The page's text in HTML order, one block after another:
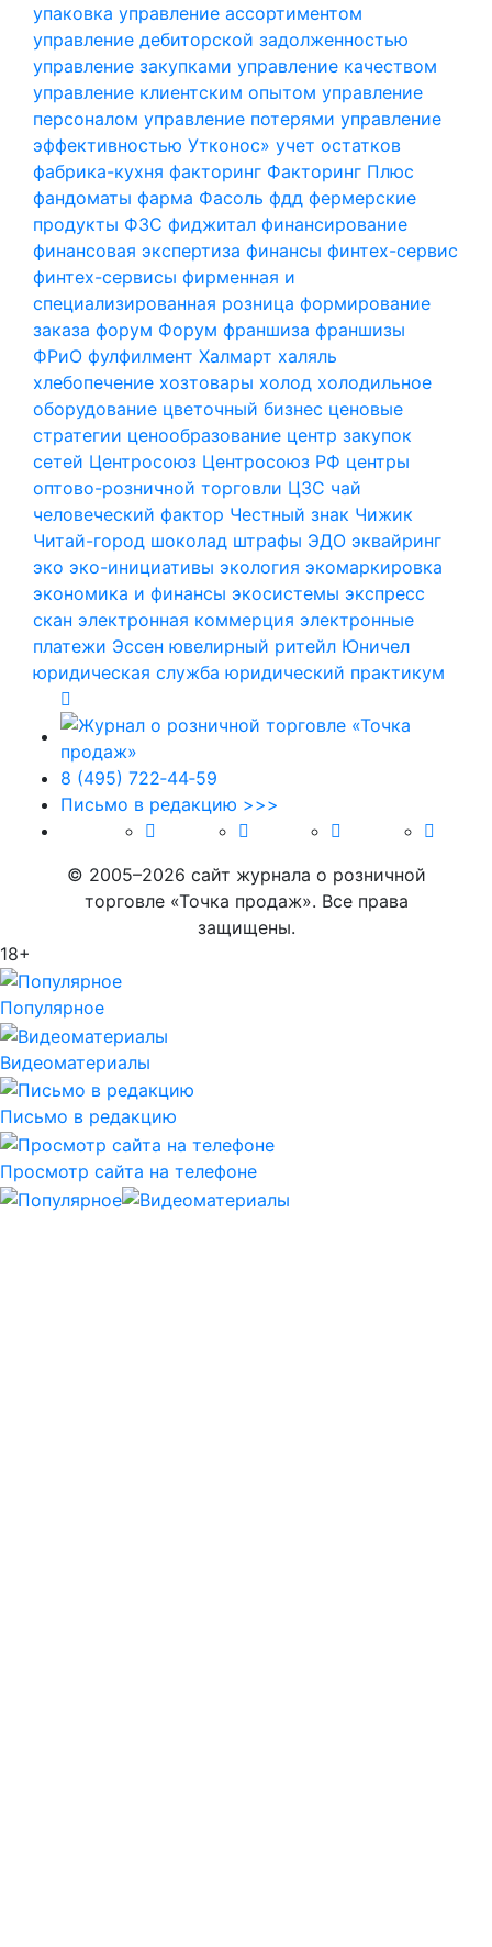
упаковка управление ассортиментом
управление дебиторской задолженностью
управление закупками управление качеством
управление клиентским опытом управление
персоналом управление потерями управление
эффективностью Утконос» учет остатков
фабрика-кухня факторинг Факторинг Плюс
фандоматы фарма Фасоль фдд фермерские
продукты ФЗС фиджитал финансирование
финансовая экспертиза финансы финтех-сервис
финтех-сервисы фирменная и
специализированная розница формирование
заказа форум Форум франшиза франшизы
ФРиО фулфилмент Халмарт халяль
хлебопечение хозтовары холод холодильное
оборудование цветочный бизнес ценовые
стратегии ценообразование центр закупок
сетей Центросоюз Центросоюз РФ центры
оптово-розничной торговли ЦЗС чай
человеческий фактор Честный знак Чижик
Читай-город шоколад штрафы ЭДО эквайринг
эко эко-инициативы экология экомаркировка
экономика и финансы экосистемы экспресс
скан электронная коммерция электронные
платежи Эссен ювелирный ритейл Юничел
юридическая служба юридический практикум
8 (495) 722‑44‑59
Письмо в редакцию >>>
© 2005–2026 сайт журнала о розничной
торговле «Точка продаж». Все права
защищены.
18+
Популярное
Видеоматериалы
Письмо в редакцию
Просмотр сайта на телефоне